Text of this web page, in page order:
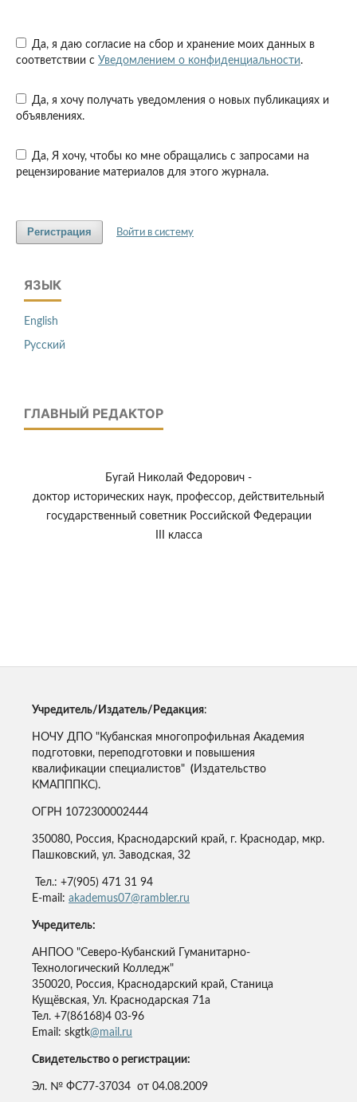
Да, я даю согласие на сбор и хранение моих данных в
соответствии с Уведомлением о конфиденциальности.
Да, я хочу получать уведомления о новых публикациях и
объявлениях.
Да, Я хочу, чтобы ко мне обращались с запросами на
рецензирование материалов для этого журнала.
Регистрация Войти в систему
ЯЗЫК
English
Русский
ГЛАВНЫЙ РЕДАКТОР
Бугай Николай Федорович -
доктор исторических наук, профессор, действительный
государственный советник Российской Федерации
III класса
Учредитель/Издатель/Редакция:
НОЧУ ДПО "Кубанская многопрофильная Академия
подготовки, переподготовки и повышения
квалификации специалистов" (Издательство
КМАПППКС).
ОГРН 1072300002444
350080, Россия, Краснодарский край, г. Краснодар, мкр.
Пашковский, ул. Заводская, 32
Тел.: +7(905) 471 31 94
E-mail: akademus07@rambler.ru
Учредитель:
АНПОО "Северо-Кубанский Гуманитарно-
Технологический Колледж"
350020, Россия, Краснодарский край, Станица
Кущёвская, Ул. Краснодарская 71а
Тел. +7(86168)4 03-96
Email: skgtk@mail.ru
Свидетельство о регистрации:
Эл. № ФС77-37034 от 04.08.2009